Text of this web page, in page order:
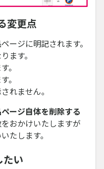
変更点
ージに明記されます。
ます。
。
。
れません。
ージ自体を削除する
おかけいたしますが
たします。
たい